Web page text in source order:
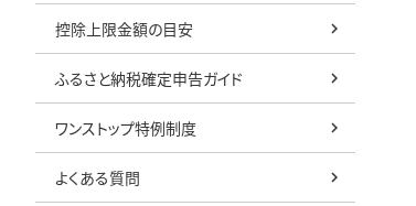
控除上限金額の目安
ふるさと納税確定申告ガイド
ワンストップ特例制度
よくある質問